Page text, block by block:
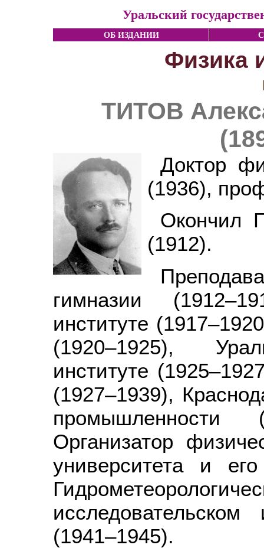
Уральский
ОБ ИЗДАНИИ
Физика
ТИТОВ
Доктор
(1936),
Окончил
(1912).
гимназии
институте
(1920–1925),
институте
(1927–1939),
промышленности
Организатор
университета и
(1941–1945).